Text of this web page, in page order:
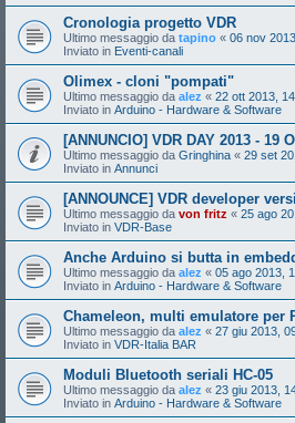
Cronologia progetto VDR
Ultimo messaggio da tapino « 06 nov
Inviato in Eventi-canali
Olimex - cloni "pompati"
Ultimo messaggio da alez « 22 ott 2013,
Inviato in Arduino - Hardware & Software
[ANNUNCIO] VDR DAY 2013 - 19
Ultimo messaggio da Gringhina « 29 set
Inviato in Annunci
[ANNOUNCE] VDR developer
Ultimo messaggio da von fritz « 25 ago
Inviato in VDR-Base
Anche Arduino si butta in
Ultimo messaggio da alez « 05 ago 2013,
Inviato in Arduino - Hardware & Software
Chameleon, multi emulatore per
Ultimo messaggio da alez « 27 giu 2013,
Inviato in VDR-Italia BAR
Moduli Bluetooth seriali HC-05
Ultimo messaggio da alez « 23 giu 2013,
Inviato in Arduino - Hardware & Software